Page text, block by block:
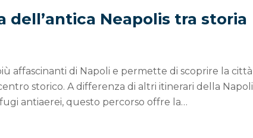
dell’antica Neapolis tra storia
affascinanti di Napoli e permette di scoprire la città
storico. A differenza di altri itinerari della Napoli
antiaerei, questo percorso offre la…